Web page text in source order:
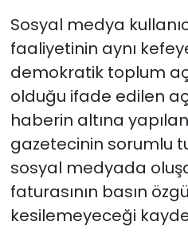
Sosyal medya
faaliyetinin aynı
demokratik toplum
olduğu ifade edilen
haberin altına
gazetecinin sorumlu
sosyal medyada
faturasının basın
kesilemeyeceği